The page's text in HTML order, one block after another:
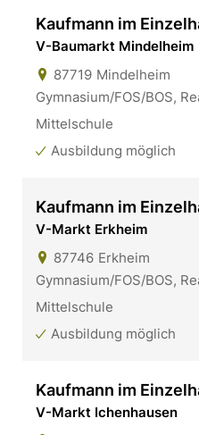
Kaufmann im
V-Baumarkt Mindelheim
87719 Mindelheim
Gymnasium/FOS/BOS,
Mittelschule
Ausbildung möglich
Kaufmann im
V-Markt Erkheim
87746 Erkheim
Gymnasium/FOS/BOS,
Mittelschule
Ausbildung möglich
Kaufmann im
V-Markt Ichenhausen